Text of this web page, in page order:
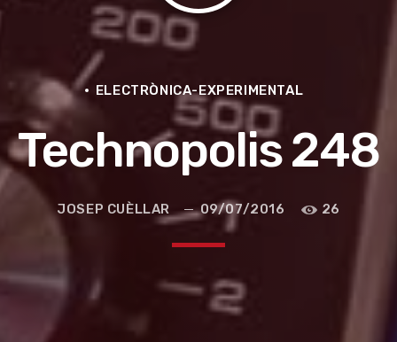
la ruta de la seda
ELECTRÒNICA-EXPERIMENTAL
Technopolis 248
JOSEP CUÈLLAR 09/07/2016 26